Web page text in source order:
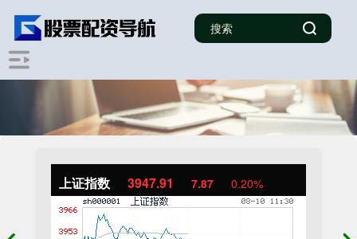
上证指数 3947.91 7.87 0.20%